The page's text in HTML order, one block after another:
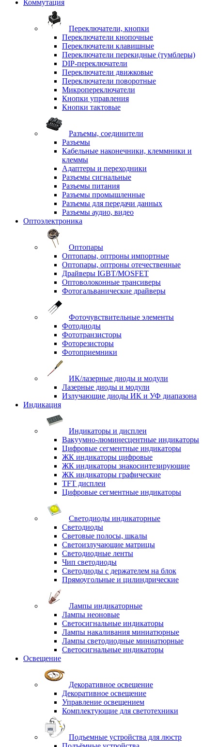
Коммутация
Переключатели, кнопки
Переключатели кнопочные
Переключатели клавишные
Переключатели перекидные (тумблеры)
DIP-переключатели
Переключатели движковые
Переключатели поворотные
Микропереключатели
Кнопки управления
Кнопки тактовые
Разъемы, соединители
Разъемы
Кабельные наконечники, клеммники и
клеммы
Адаптеры и переходники
Разъемы сигнальные
Разъемы питания
Разъемы промышленные
Разъемы для передачи данных
Разъемы аудио, видео
Оптоэлектроника
Оптопары
Оптопары, оптроны импортные
Оптопары, оптроны отечественные
Драйверы IGBT/MOSFET
Оптоволоконные трансиверы
Фотогальванические драйверы
Фоточувствительные элементы
Фотодиоды
Фототранзисторы
Фоторезисторы
Фотоприемники
ИК/лазерные диоды и модули
Лазерные диоды и модули
Излучающие диоды ИК и УФ диапазона
Индикация
Индикаторы и дисплеи
Вакуумно-люминесцентные индикаторы
Цифровые сегментные индикаторы
ЖК индикаторы цифровые
ЖК индикаторы знакосинтезирующие
ЖК индикаторы графические
TFT дисплеи
Цифровые сегментные индикаторы
Светодиоды индикаторные
Светодиоды
Световые полосы, шкалы
Светоизлучающие матрицы
Светодиодные ленты
Чип светодиоды
Светодиоды с держателем на блок
Прямоугольные и цилиндрические
Лампы индикаторные
Лампы неоновые
Светосигнальные индикаторы
Лампы накаливания миниатюрные
Лампы светодиодные миниатюрные
Светосигнальные индикаторы
Освещение
Декоративное освещение
Декоративное освещение
Управление освещением
Комплектующие для светотехники
Подъемные устройства для люстр